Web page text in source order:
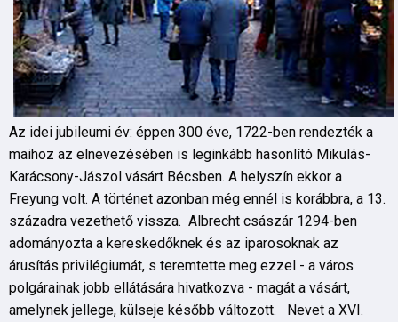
Az idei jubileumi év: éppen 300 éve, 1722-ben rendezték a
maihoz az elnevezésében is leginkább hasonlító Mikulás-
Karácsony-Jászol vásárt Bécsben. A helyszín ekkor a
Freyung volt. A történet azonban még ennél is korábbra, a 13.
századra vezethető vissza. Albrecht császár 1294-ben
adományozta a kereskedőknek és az iparosoknak az
árusítás privilégiumát, s teremtette meg ezzel - a város
polgárainak jobb ellátására hivatkozva - magát a vásárt,
amelynek jellege, külseje később változott. Nevet a XVI.